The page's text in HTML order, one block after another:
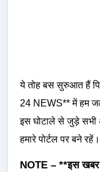
ये तोह बस सुरुआत हैं
24 NEWS** में हम
इस घोटाले से जुड़े
हमारे पोर्टल पर बने रहें।
NOTE – **इस खबर